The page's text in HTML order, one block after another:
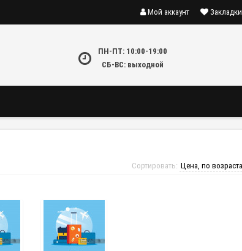
Мой аккаунт Закладки
ПН-ПТ: 10:00-19:00
СБ-ВС: выходной
Сортировать: